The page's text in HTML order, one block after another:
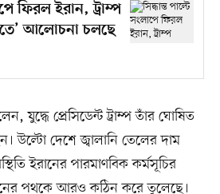
ফিরল ইরান, ট্রাম্প
আলোচনা চলছে
যুদ্ধে প্রেসিডেন্ট ট্রাম্প তাঁর ঘোষিত
উল্টো দেশে জ্বালানি তেলের দাম
ইরানের পারমাণবিক কর্মসূচির
পথকে আরও কঠিন করে তুলেছে।